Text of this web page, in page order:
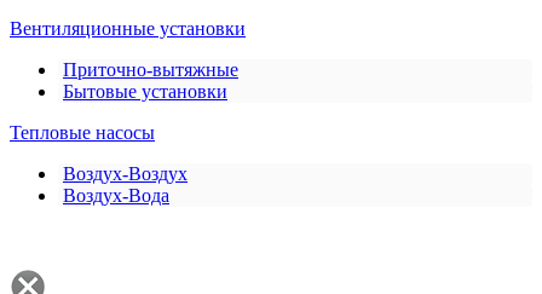
Вентиляционные установки
Приточно-вытяжные
Бытовые установки
Тепловые насосы
Воздух-Воздух
Воздух-Вода